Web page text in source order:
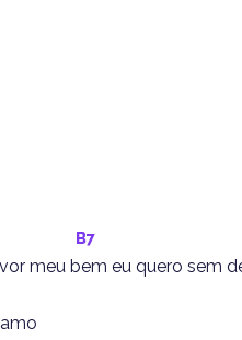
B7
meu bem eu quero sem
amo